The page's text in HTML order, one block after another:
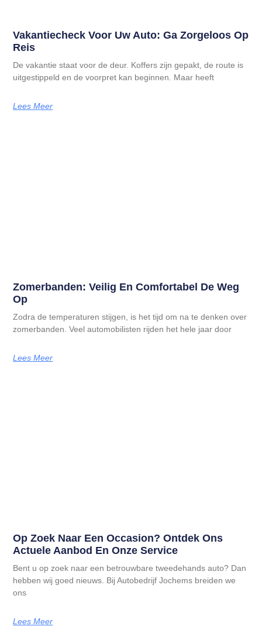
Vakantiecheck Voor Uw Auto: Ga Zorgeloos Op
Reis
De vakantie staat voor de deur. Koffers zijn gepakt, de route is
uitgestippeld en de voorpret kan beginnen. Maar heeft
Lees Meer
Zomerbanden: Veilig En Comfortabel De Weg
Op
Zodra de temperaturen stijgen, is het tijd om na te denken over
zomerbanden. Veel automobilisten rijden het hele jaar door
Lees Meer
Op Zoek Naar Een Occasion? Ontdek Ons
Actuele Aanbod En Onze Service
Bent u op zoek naar een betrouwbare tweedehands auto? Dan
hebben wij goed nieuws. Bij Autobedrijf Jochems breiden we
ons
Lees Meer